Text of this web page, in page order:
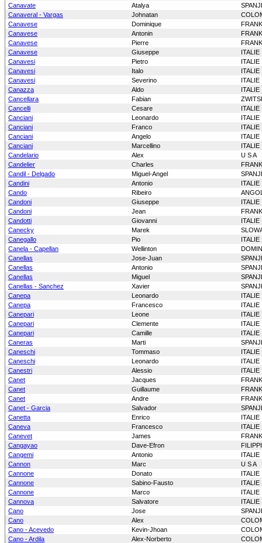
Canavate
Atalya
Canaveral - Vargas
Johnatan
Canavese
Dominique
Canavese
Antonin
Canavese
Pierre
Canavese
Giuseppe
ITALIE
Canavesi
Pietro
ITALIE
Canavesi
Italo
ITALIE
Canavesi
Severino
ITALIE
Canazza
Aldo
ITALIE
Cancellara
Fabian
Cancelli
Cesare
ITALIE
Canciani
Leonardo
ITALIE
Canciani
Franco
ITALIE
Canciani
Angelo
ITALIE
Canciani
Marcellino
ITALIE
Candelario
Alex
U S A
Candelier
Charles
Candil - Delgado
Miguel-Angel
Candini
Antonio
ITALIE
Cando
Ribeiro
Candoni
Giuseppe
ITALIE
Candoni
Jean
Candotti
Giovanni
ITALIE
Canecky
Marek
Canegallo
Pio
ITALIE
Canela - Capellan
Wellinton
Canellas
Jose-Juan
Canellas
Antonio
Canellas
Miguel
Canellas - Sanchez
Xavier
Canepa
Leonardo
ITALIE
Canepa
Francesco
ITALIE
Canepari
Leone
ITALIE
Canepari
Clemente
ITALIE
Canepari
Camille
ITALIE
Caneras
Marti
Caneschi
Tommaso
ITALIE
Caneschi
Leonardo
ITALIE
Canestri
Alessio
ITALIE
Canet
Jacques
Canet
Guillaume
Canet
Andre
Canet - Garcia
Salvador
Canetta
Enrico
ITALIE
Caneva
Francesco
ITALIE
Canevet
James
Cangayao
Dave-Efron
Cangemi
Antonio
ITALIE
Cannon
Marc
U S A
Cannone
Donato
ITALIE
Cannone
Sabino-Fausto
ITALIE
Cannone
Marco
ITALIE
Cannova
Salvatore
ITALIE
Cano
Jose
Cano
Alex
Cano - Acevedo
Kevin-Jhoan
Cano - Ardila
Alex-Norberto